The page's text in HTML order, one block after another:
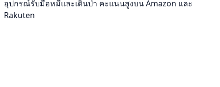
อุปกรณ์รับมือหมีและเดินป่า คะแนนสูงบน Amazon และ
Rakuten